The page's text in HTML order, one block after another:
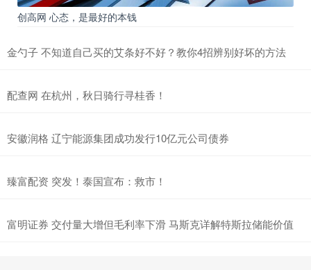
创高网 心态，是最好的本钱
金勺子 不知道自己买的艾条好不好？教你4招辨别好坏的方法
配查网 在杭州，秋日骑行寻桂香！
安徽润格 辽宁能源集团成功发行10亿元公司债券
臻富配资 突发！泰国宣布：救市！
富明证券 交付量大增但毛利率下滑 马斯克详解特斯拉储能价值